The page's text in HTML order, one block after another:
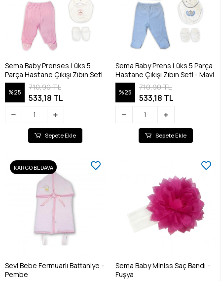
Sema Baby Prenses Lüks 5
Parça Hastane Çıkışı Zıbın Seti
%25
710,90 TL
533,18 TL
Sepete Ekle
Sema Baby Prens Lüks 5 Parça
Hastane Çıkışı Zıbın Seti - Mavi
%25
710,90 TL
533,18 TL
Sepete Ekle
KARGO BEDAVA
Sevi Bebe Fermuarlı Battaniye -
Pembe
Sema Baby Miniss Saç Bandı -
Fuşya